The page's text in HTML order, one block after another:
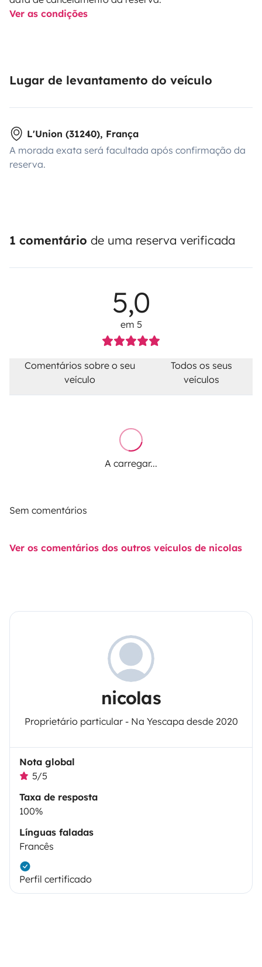
Ver as condições
Lugar de levantamento do veículo
L'Union (31240), França
A morada exata será facultada após confirmação da
reserva.
1 comentário de uma reserva verificada
5,0
em 5
Comentários sobre o seu
veículo
Todos os seus
veículos
A carregar...
Sem comentários
Ver os comentários dos outros veículos de nicolas
nicolas
Proprietário particular - Na Yescapa desde 2020
Nota global
5/5
Taxa de resposta
100%
Línguas faladas
Francês
Perfil certificado